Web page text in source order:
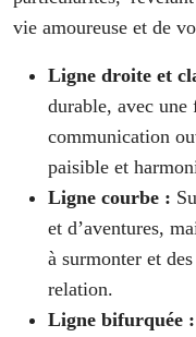
vie amoureuse et de
Ligne droite et
durable, avec
communication
paisible et
Ligne courbe :
et d’aventures,
à surmonter et
relation.
Ligne bifurquée :